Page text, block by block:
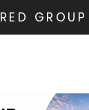
RED GROUP